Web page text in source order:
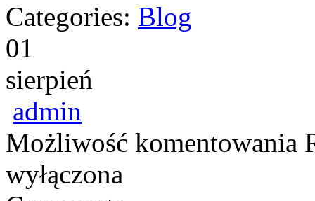
Categories: Blog
01
sierpień
admin
Możliwość komentowania
wyłączona